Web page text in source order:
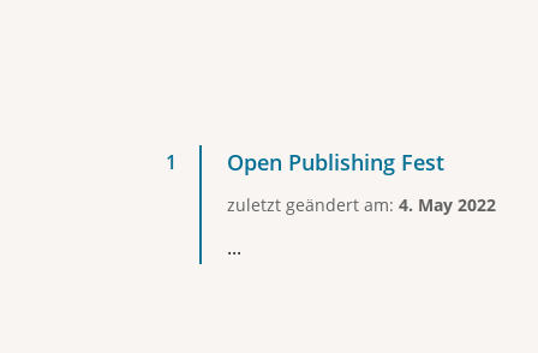
Open Publishing Fest
zuletzt geändert am: 4. May 2022
...